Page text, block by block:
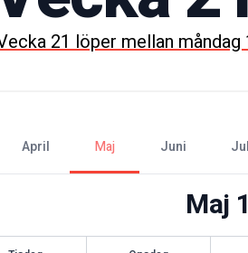
21löper mellanmåndag
april maj juni
Maj